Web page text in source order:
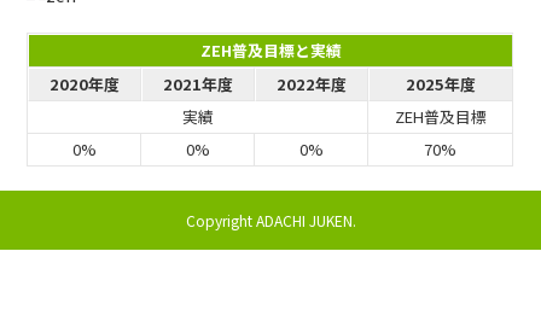
ZEH普及目標と実績
2020年度
2021年度 2022年度
2025年度
実績
ZEH普及目標
0%
0% 0% 70%
Copyright ADACHI JUKEN.